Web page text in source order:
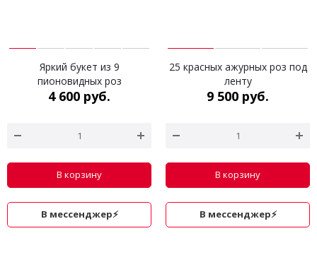
Яркий букет из 9
пионовидных роз
4 600 руб.
В корзину
В мессенджер⚡
25 красных ажурных роз под
ленту
9 500 руб.
В корзину
В мессенджер⚡